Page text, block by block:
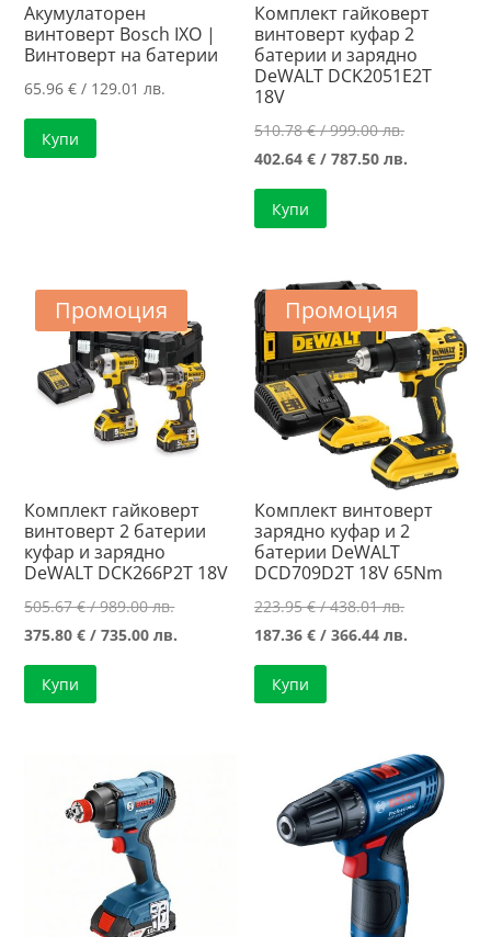
Акумулаторен
винтоверт Bosch IXO |
Винтоверт на батерии
65.96€ / 129.01 лв.
Купи
Комплект гайковерт
винтоверт куфар 2
батерии и зарядно
DeWALT DCK2051E2T
18V
510.78€/ 999.00 лв.Original
price
402.64€ / 787.50 лв.
Купи
Промоция
Комплект гайковерт
винтоверт 2 батерии
куфар и зарядно
DeWALT DCK266P2T 18V
505.67€/ 989.00 лв.Original
price
375.80€ / 735.00 лв.
Купи
Промоция
Комплект винтоверт
зарядно куфар и 2
батерии DeWALT
DCD709D2T 18V 65Nm
223.95€/ 438.01 лв.Original
price
187.36€ / 366.44 лв.
366.44 лв..
Купи